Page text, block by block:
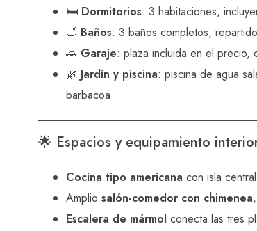
🛏️ Dormitorios: 3 habitaciones,
🛁 Baños: 3 baños completos,
🚗 Garaje: plaza incluida en el precio,
🌿 Jardín y piscina: piscina de agua
barbacoa
🌟 Espacios y equipamiento
Cocina tipo americana con isla
Amplio salón-comedor con chimenea
Escalera de mármol conecta las tres